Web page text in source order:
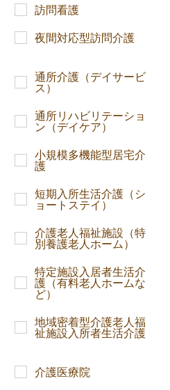
訪問看護
夜間対応型訪問介護
通所介護（デイサービ
ス）
通所リハビリテーショ
ン（デイケア）
小規模多機能型居宅介
護
短期入所生活介護（シ
ョートステイ）
介護老人福祉施設（特
別養護老人ホーム）
特定施設入居者生活介
護（有料老人ホームな
ど）
地域密着型介護老人福
祉施設入所者生活介護
介護医療院